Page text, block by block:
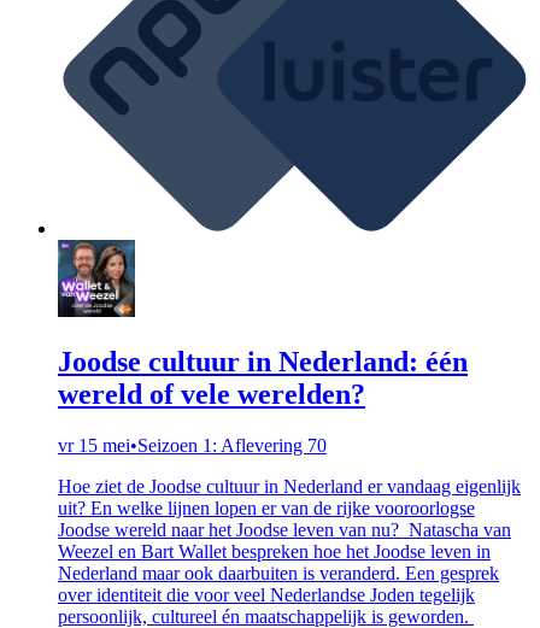
Joodse cultuur in Nederland: één
wereld of vele werelden?
vr 15 mei•Seizoen 1: Aflevering 70
Hoe ziet de Joodse cultuur in Nederland er vandaag eigenlijk
uit? En welke lijnen lopen er van de rijke vooroorlogse
Joodse wereld naar het Joodse leven van nu? Natascha van
Weezel en Bart Wallet bespreken hoe het Joodse leven in
Nederland maar ook daarbuiten is veranderd. Een gesprek
over identiteit die voor veel Nederlandse Joden tegelijk
persoonlijk, cultureel én maatschappelijk is geworden.